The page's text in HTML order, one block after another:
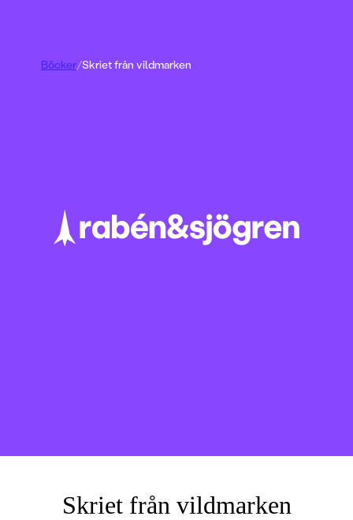
Skriet från vildmarken
Böcker/Skriet från vildmarken